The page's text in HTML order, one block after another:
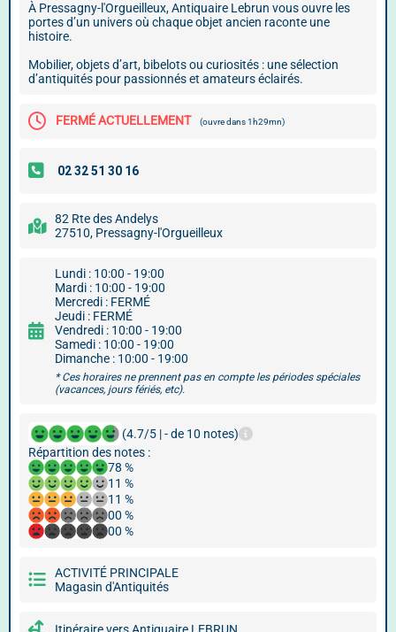
À Pressagny-l'Orgueilleux, Antiquaire Lebrun vous ouvre les
portes d’un univers où chaque objet ancien raconte une
histoire.
Mobilier, objets d’art, bibelots ou curiosités : une sélection
d’antiquités pour passionnés et amateurs éclairés.
FERMÉ ACTUELLEMENT (ouvre dans 1h29mn)
82 Rte des Andelys
27510, Pressagny-l'Orgueilleux
Lundi : 10:00 - 19:00
Mardi : 10:00 - 19:00
Mercredi : FERMÉ
Jeudi : FERMÉ
Vendredi : 10:00 - 19:00
Samedi : 10:00 - 19:00
Dimanche : 10:00 - 19:00
* Ces horaires ne prennent pas en compte les périodes spéciales
(vacances, jours fériés, etc).
(4.7/5 | - de 10 notes)
Répartition des notes :
78 %
11 %
11 %
00 %
00 %
ACTIVITÉ PRINCIPALE
Magasin d'Antiquités